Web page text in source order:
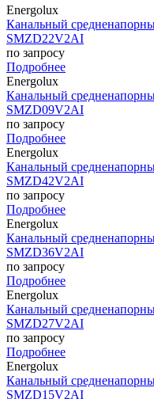
Energolux
Канальный
SMZD22V2AI
по запросу
Подробнее
Energolux
Канальный
SMZD09V2AI
по запросу
Подробнее
Energolux
Канальный
SMZD42V2AI
по запросу
Подробнее
Energolux
Канальный
SMZD36V2AI
по запросу
Подробнее
Energolux
Канальный
SMZD27V2AI
по запросу
Подробнее
Energolux
Канальный
SMZD15V2AI